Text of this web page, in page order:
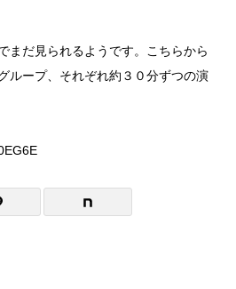
まだ見られるようです。こちらから
ループ、それぞれ約３０分ずつの演